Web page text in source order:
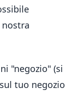
"negozio" (si
tuo negozio